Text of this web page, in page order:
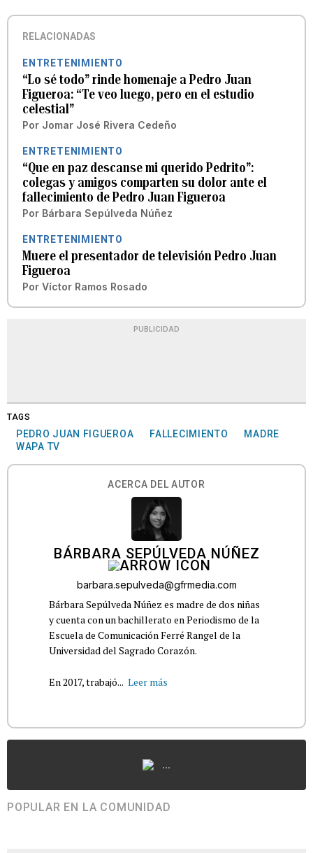
RELACIONADAS
ENTRETENIMIENTO
“Lo sé todo” rinde homenaje a Pedro Juan
Figueroa: “Te veo luego, pero en el estudio
celestial”
Por Jomar José Rivera Cedeño
ENTRETENIMIENTO
“Que en paz descanse mi querido Pedrito”:
colegas y amigos comparten su dolor ante el
fallecimiento de Pedro Juan Figueroa
Por Bárbara Sepúlveda Núñez
ENTRETENIMIENTO
Muere el presentador de televisión Pedro Juan
Figueroa
Por Víctor Ramos Rosado
PUBLICIDAD
TAGS
PEDRO JUAN FIGUEROA FALLECIMIENTO
MADRE
WAPA TV
ACERCA DEL AUTOR
BÁRBARA SEPÚLVEDA NÚÑEZ
barbara.sepulveda@gfrmedia.com
Bárbara Sepúlveda Núñez es madre de dos niñas
y cuenta con un bachillerato en Periodismo de la
Escuela de Comunicación Ferré Rangel de la
Universidad del Sagrado Corazón.
En 2017, trabajó... Leer más
...
POPULAR EN LA COMUNIDAD